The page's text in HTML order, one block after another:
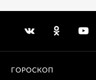
ГОРОСКОП